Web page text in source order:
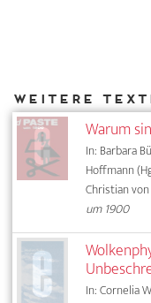
Warum
In: Barbara
Hoffmann
Christian
um 1900
In: Cornelia